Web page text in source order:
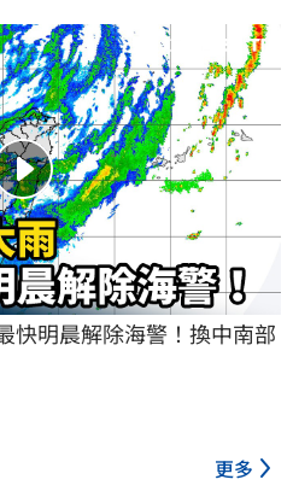
快明晨解除海警！換中南部
更多